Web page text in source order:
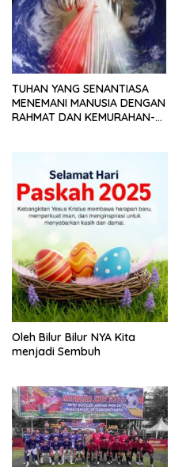
TUHAN YANG SENANTIASA
MENEMANI MANUSIA DENGAN
RAHMAT DAN KEMURAHAN-
Oleh Bilur Bilur NYA Kita
menjadi Sembuh